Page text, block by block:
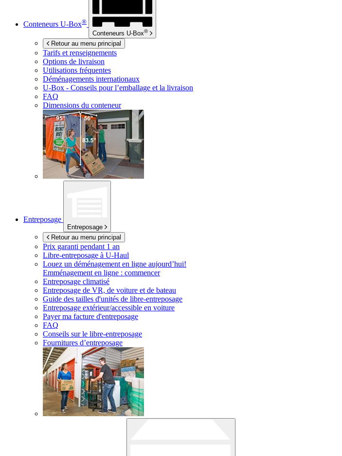
Conteneurs U-Box®
Conteneurs U-Box®
Retour au menu principal
Tarifs et renseignements
Options de livraison
Utilisations fréquentes
Déménagements internationaux
U-Box - Conseils pour l’emballage et la livraison
FAQ
Dimensions du conteneur
Entreposage
Entreposage
Retour au menu principal
Prix garanti pendant 1 an
Libre-entreposage à U-Haul
Louez un déménagement en ligne aujourd’hui!
Emménagement en ligne : commencer
Entreposage climatisé
Entreposage de VR, de voiture et de bateau
Guide des tailles d'unités de libre-entreposage
Entreposage extérieur/accessible en voiture
Payer ma facture d'entreposage
FAQ
Conseils sur le libre-entreposage
Fournitures d’entreposage